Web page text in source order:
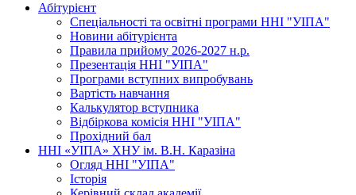
Абітурієнт
Спеціальності та освітні програми ННІ "УІПА"
Новини абітурієнта
Правила прийому 2026-2027 н.р.
Презентація ННІ "УІПА"
Програми вступних випробувань
Вартість навчання
Калькулятор вступника
Відбіркова комісія ННІ "УІПА"
Прохідний бал
ННІ «УІПА» ХНУ ім. В.Н. Каразіна
Огляд ННІ "УІПА"
Історія